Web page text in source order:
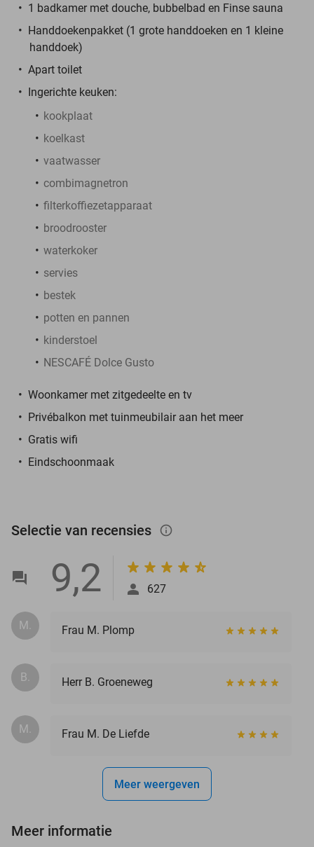
1 badkamer met douche, bubbelbad en Finse sauna
Handdoekenpakket (1 grote handdoeken en 1 kleine
handdoek)
Apart toilet
Ingerichte keuken:
kookplaat
koelkast
vaatwasser
combimagnetron
filterkoffiezetapparaat
broodrooster
waterkoker
servies
bestek
potten en pannen
kinderstoel
NESCAFÉ Dolce Gusto
Woonkamer met zitgedeelte en tv
Privébalkon met tuinmeubilair aan het meer
Gratis wifi
Eindschoonmaak
Selectie van recensies info_outlined
9,2 627
M. Frau M. Plomp
B. Herr B. Groeneweg
M. Frau M. De Liefde
Meer weergeven
Meer informatie